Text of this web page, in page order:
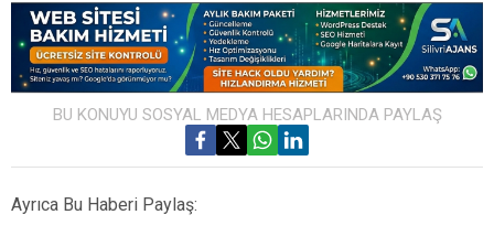
BU KONUYU SOSYAL MEDYA HESAPLARINDA PAYLAŞ
Ayrıca Bu Haberi Paylaş: